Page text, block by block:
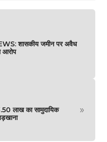
शासकीय जमीन पर अवैध
आरोप
लाख का सामुदायिक
»